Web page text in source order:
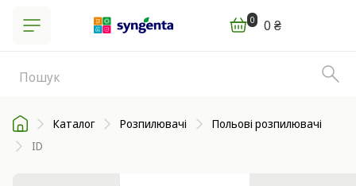
0 0 ₴
Каталог Розпилювачі
Польові розпилювачі
ID